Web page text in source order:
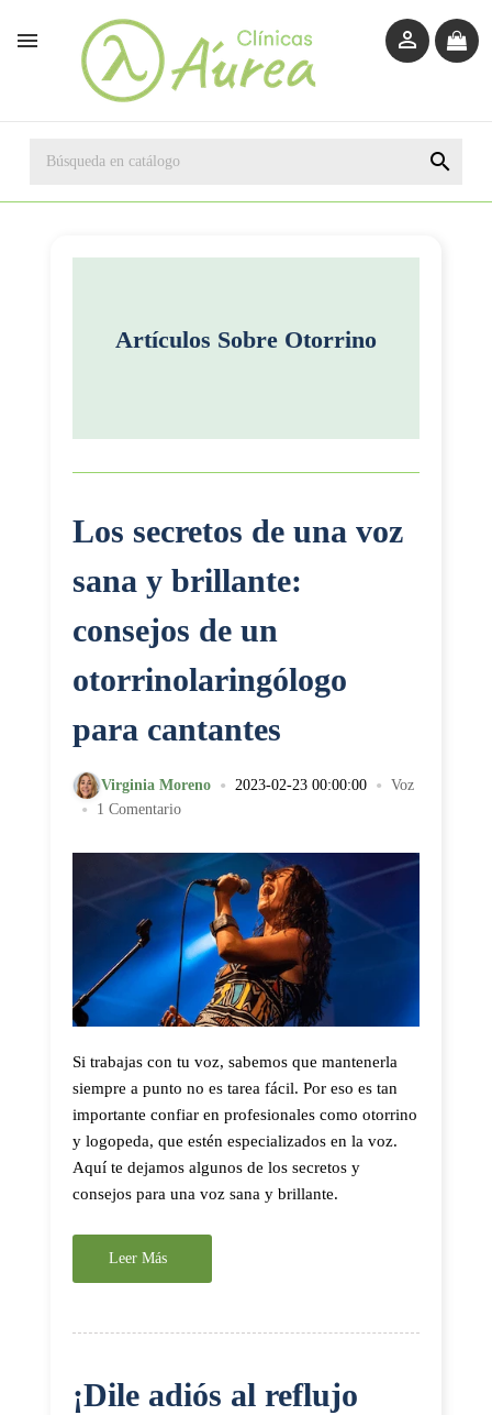
 

Artículos Sobre Otorrino
Los secretos de una voz
sana y brillante:
consejos de un
otorrinolaringólogo
para cantantes
Virginia Moreno • 2023-02-23 00:00:00 • Voz
• 1 Comentario
Si trabajas con tu voz, sabemos que mantenerla
siempre a punto no es tarea fácil. Por eso es tan
importante confiar en profesionales como otorrino
y logopeda, que estén especializados en la voz.
Aquí te dejamos algunos de los secretos y
consejos para una voz sana y brillante.
Leer Más
¡Dile adiós al reflujo